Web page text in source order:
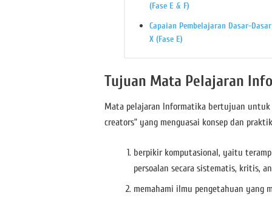
(Fase E & F)
Capaian Pembelajaran Dasar-
X (Fase E)
Tujuan Mata Pelajaran
Mata pelajaran Informatika bertujuan
creators” yang menguasai konsep dan
berpikir komputasional, yaitu
persoalan secara sistematis, kritis,
memahami ilmu pengetahuan yang